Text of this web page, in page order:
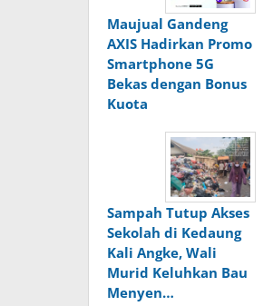
Maujual Gandeng
AXIS Hadirkan Promo
Smartphone 5G
Bekas dengan Bonus
Kuota
Sampah Tutup Akses
Sekolah di Kedaung
Kali Angke, Wali
Murid Keluhkan Bau
Menyen…